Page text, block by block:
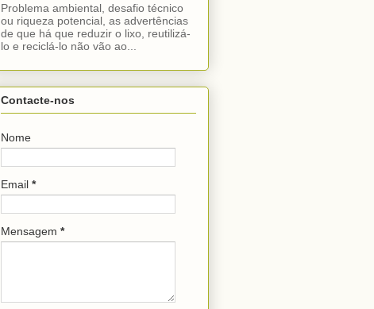
Problema ambiental, desafio técnico
ou riqueza potencial, as advertências
de que há que reduzir o lixo, reutilizá-
lo e reciclá-lo não vão ao...
Contacte-nos
Nome
Email *
Mensagem *